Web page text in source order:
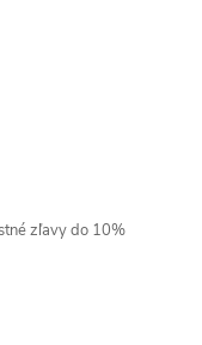
zľavy do 10%